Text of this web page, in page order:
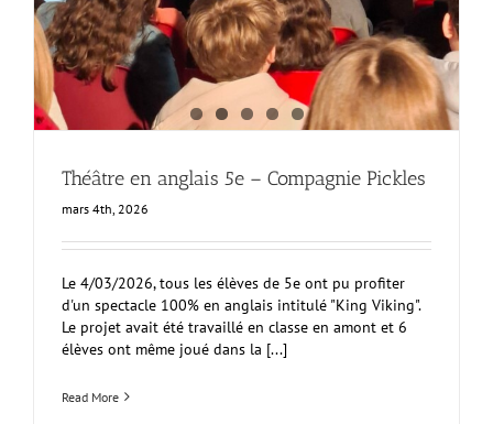
Théâtre en anglais 5e – Compagnie Pickles
mars 4th, 2026
Le 4/03/2026, tous les élèves de 5e ont pu profiter
d'un spectacle 100% en anglais intitulé "King Viking".
Le projet avait été travaillé en classe en amont et 6
élèves ont même joué dans la [...]
Read More